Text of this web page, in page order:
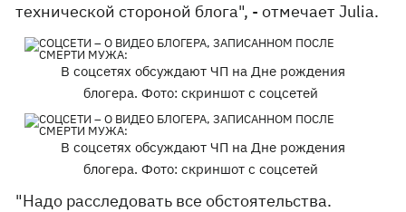
технической стороной блога", - отмечает Julia.
В соцсетях обсуждают ЧП на Дне рождения
блогера. Фото: скриншот с соцсетей
В соцсетях обсуждают ЧП на Дне рождения
блогера. Фото: скриншот с соцсетей
"Надо расследовать все обстоятельства.